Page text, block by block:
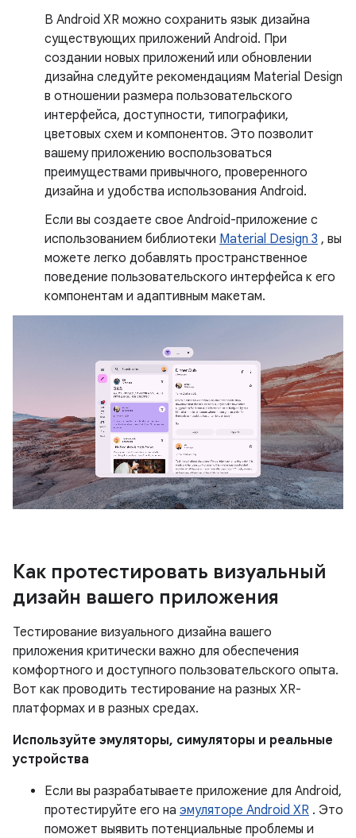
В Android XR можно сохранить язык дизайна
существующих приложений Android. При
создании новых приложений или обновлении
дизайна следуйте рекомендациям Material Design
в отношении размера пользовательского
интерфейса, доступности, типографики,
цветовых схем и компонентов. Это позволит
вашему приложению воспользоваться
преимуществами привычного, проверенного
дизайна и удобства использования Android.
Если вы создаете свое Android-приложение с
использованием библиотеки Material Design 3 , вы
можете легко добавлять пространственное
поведение пользовательского интерфейса к его
компонентам и адаптивным макетам.
Как протестировать визуальный
дизайн вашего приложения
Тестирование визуального дизайна вашего
приложения критически важно для обеспечения
комфортного и доступного пользовательского опыта.
Вот как проводить тестирование на разных XR-
платформах и в разных средах.
Используйте эмуляторы, симуляторы и реальные
устройства
Если вы разрабатываете приложение для Android,
протестируйте его на эмуляторе Android XR . Это
поможет выявить потенциальные проблемы и